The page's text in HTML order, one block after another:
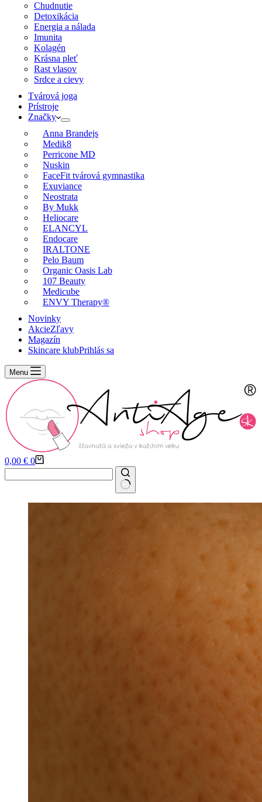
Chudnutie
Detoxikácia
Energia a nálada
Imunita
Kolagén
Krásna pleť
Rast vlasov
Srdce a cievy
Tvárová joga
Prístroje
Značky
Anna Brandejs
Medik8
Perricone MD
Nuskin
FaceFit tvárová gymnastika
Exuviance
Neostrata
By Mukk
Heliocare
ELANCYL
Endocare
IRALTONE
Pelo Baum
Organic Oasis Lab
107 Beauty
Medicube
ENVY Therapy®
Novinky
AkcieZľavy
Magazín
Skincare klubPrihlás sa
Menu
Košík
0,00 € 0